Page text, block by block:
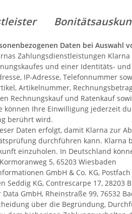
Daten bei Auswahl
Zahlungsdienstleistungen
und einer Identitäts-
IP-Adresse, Telefonnummer
Artikelnummer,
Rechnungskauf und Ratenkauf
können Ihre Einwilligung jederzeit
berührt wird.
Daten erfolgt, damit Klarna zur
durchführen kann. Klarna
einzuholen. In Deutschland
5, 65203 Wiesbaden
GmbH & Co. KG,
Seddig KG, Contrescarpe 17, 28203
GmbH, Rheinstraße 99, 76532
über die Begründung,